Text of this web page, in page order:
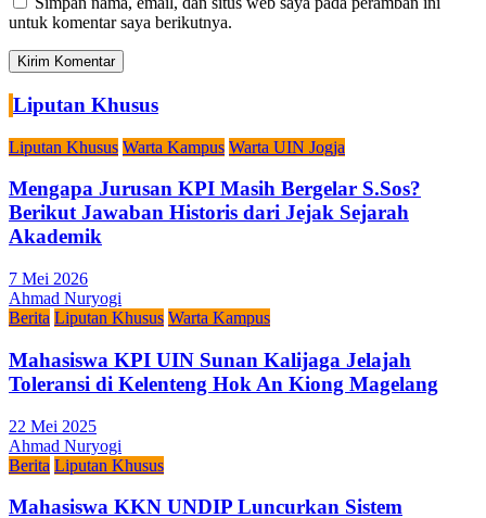
untuk komentar saya berikutnya.
Liputan Khusus
Liputan Khusus Warta Kampus Warta UIN Jogja
Mengapa Jurusan KPI Masih Bergelar S.Sos?
Berikut Jawaban Historis dari Jejak Sejarah
Akademik
7 Mei 2026
Ahmad Nuryogi
Berita Liputan Khusus Warta Kampus
Mahasiswa KPI UIN Sunan Kalijaga Jelajah
Toleransi di Kelenteng Hok An Kiong Magelang
22 Mei 2025
Ahmad Nuryogi
Berita Liputan Khusus
Mahasiswa KKN UNDIP Luncurkan Sistem